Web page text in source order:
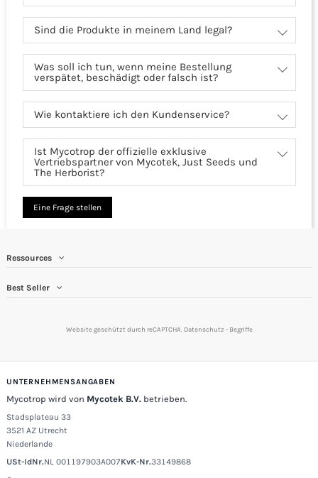
Sind die Produkte in meinem Land legal?
Was soll ich tun, wenn meine Bestellung
verspätet, beschädigt oder falsch ist?
Wie kontaktiere ich den Kundenservice?
Ist Mycotrop der offizielle exklusive
Vertriebspartner von Mycotek, Just Seeds und
The Herborist?
Eine Frage stellen
Ressources
Best Seller
Website geschützt durch reCAPTCHA. Datenschutz - Begriffe
UNTERNEHMENSANGABEN
Mycotrop wird von Mycotek B.V. betrieben.
Stadsplateau 33
3521 AZ Utrecht
Niederlande
USt-IdNr.NL 001197903A007KvK-Nr.33149868